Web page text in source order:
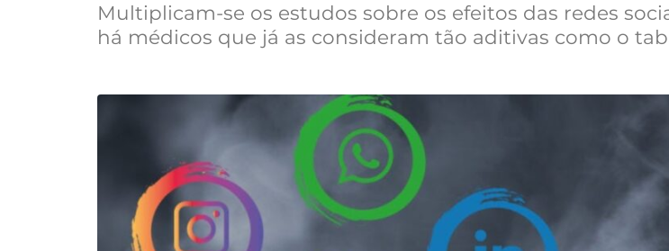
Multiplicam-se os estudos sobre os efeitos das redes
há médicos que já as consideram tão aditivas como o